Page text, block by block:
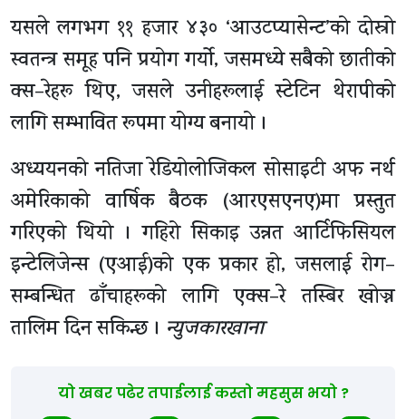
यसले लगभग ११ हजार ४३० ‘आउटप्यासेन्ट’को दोस्रो
स्वतन्त्र समूह पनि प्रयोग गर्यो, जसमध्ये सबैको छातीको
क्स–रेहरू थिए, जसले उनीहरूलाई स्टेटिन थेरापीको
लागि सम्भावित रूपमा योग्य बनायो ।
अध्ययनको नतिजा रेडियोलोजिकल सोसाइटी अफ नर्थ
अमेरिकाको वार्षिक बैठक (आरएसएनए)मा प्रस्तुत
गरिएको थियो । गहिरो सिकाइ उन्नत आर्टिफिसियल
इन्टेलिजेन्स (एआई)को एक प्रकार हो, जसलाई रोग–
सम्बन्धित ढाँचाहरूको लागि एक्स–रे तस्बिर खोज्न
तालिम दिन सकिन्छ । न्युजकारखाना
यो खबर पढेर तपाईलाई कस्तो महसुस भयो ?